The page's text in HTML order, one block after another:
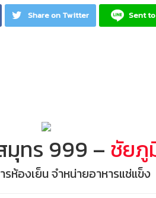
Share on Twitter Sent
มุทร 999 – ชัยภู
รห้องเย็น จำหน่ายอาหารแช่แข็ง